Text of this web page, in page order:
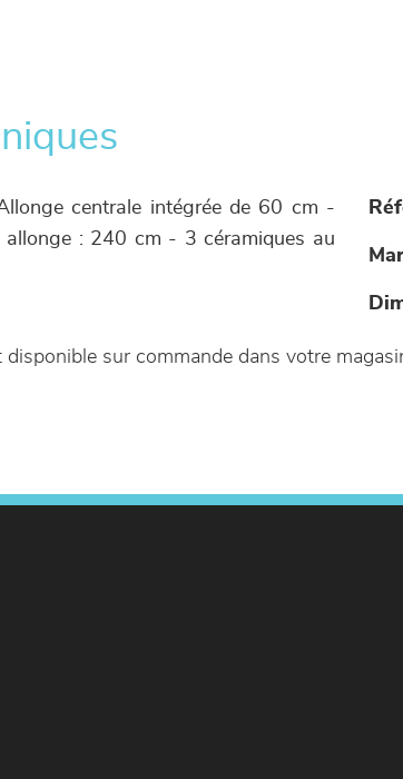
centrale intégrée de 60 cm -
: 240 cm - 3 céramiques au
sur commande dans votre